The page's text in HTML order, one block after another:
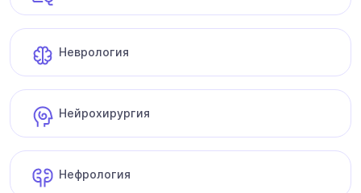
Неврология
Нейрохирургия
Нефрология